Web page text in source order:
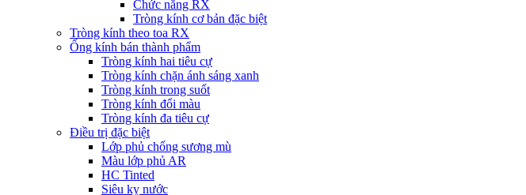
Chức năng RX
Tròng kính cơ bản đặc biệt
Tròng kính theo toa RX
Ống kính bán thành phẩm
Tròng kính hai tiêu cự
Tròng kính chặn ánh sáng xanh
Tròng kính trong suốt
Tròng kính đổi màu
Tròng kính đa tiêu cự
Điều trị đặc biệt
Lớp phủ chống sương mù
Màu lớp phủ AR
HC Tinted
Siêu kỵ nước